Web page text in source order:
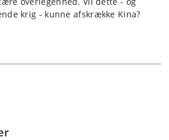
krig - kunne afskrække Kina?